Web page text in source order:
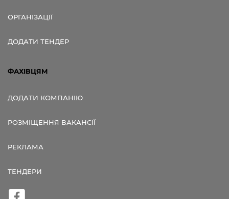
ОРГАНІЗАЦІЇ
ДОДАТИ ТЕНДЕР
ФАХІВЦЯМ
ДОДАТИ КОМПАНІЮ
РОЗМІЩЕННЯ ВАКАНСІЇ
РЕКЛАМА
ТЕНДЕРИ